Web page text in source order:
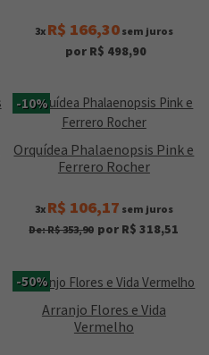
3x R$ 166,30sem juros
por R$ 498,90
-10%
Orquídea Phalaenopsis Pink e
Ferrero Rocher
3x R$ 106,17 sem juros
De: R$ 353,90 por R$ 318,51
-50%
Arranjo Flores e Vida
Vermelho